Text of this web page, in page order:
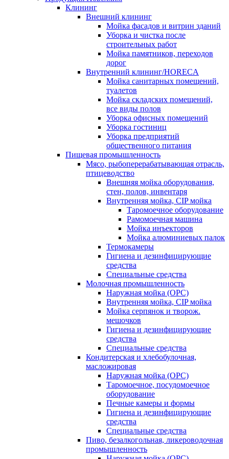
Клининг
Внешний клининг
Мойка фасадов и витрин зданий
Уборка и чистка после
строительных работ
Мойка памятников, переходов
дорог
Внутренний клининг/HORECA
Мойка санитарных помещений,
туалетов
Мойка складских помещений,
все виды полов
Уборка офисных помещений
Уборка гостиниц
Уборка предприятий
общественного питания
Пищевая промышленность
Мясо, рыбоперерабатывающая отрасль,
птицеводство
Внешняя мойка оборудования,
стен, полов, инвентаря
Внутренняя мойка, CIP мойка
Таромоечное оборудование
Рамомоечная машина
Мойка инъекторов
Мойка алюминиевых палок
Термокамеры
Гигиена и дезинфицирующие
средства
Специальные средства
Молочная промышленность
Наружная мойка (ОРС)
Внутренняя мойка, CIP мойка
Мойка серпянок и творож.
мешочков
Гигиена и дезинфицирующие
средства
Специальные средства
Кондитерская и хлебобулочная,
масложировая
Наружная мойка (ОРС)
Таромоечное, посудомоечное
оборудование
Печные камеры и формы
Гигиена и дезинфицирующие
средства
Специальные средства
Пиво, безалкогольная, ликероводочная
промышленность